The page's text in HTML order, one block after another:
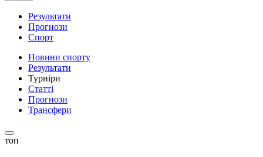
Результати
Прогнози
Спорт
Новини спорту
Результати
Турніри
Статті
Прогнози
Трансфери
топ